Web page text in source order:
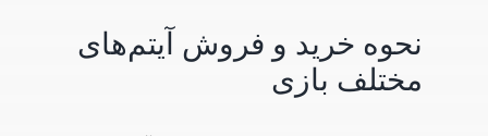
نحوه خرید و فروش آیتم‌های
مختلف بازی